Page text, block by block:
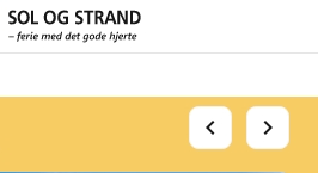
chevron_left chevron_right